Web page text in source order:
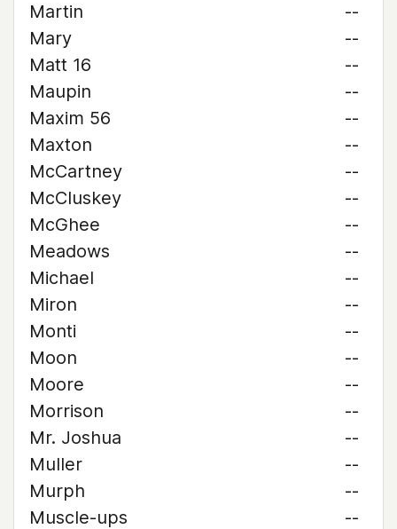
Martin
--
Mary
--
Matt 16
--
Maupin
--
Maxim 56
--
Maxton
--
McCartney
--
McCluskey
--
McGhee
--
Meadows
--
Michael
--
Miron
--
Monti
--
Moon
--
Moore
--
Morrison
--
Mr. Joshua
--
Muller
--
Murph
--
Muscle-ups
--